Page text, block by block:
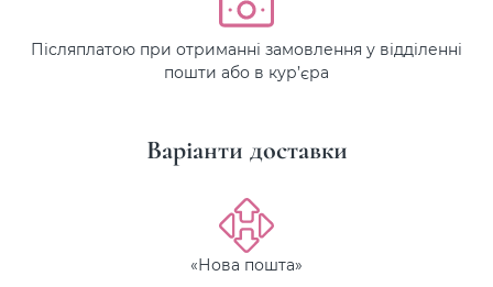
Післяплатою при отриманні замовлення у відділенні
пошти або в кур’єра
Варіанти доставки
«Нова пошта»